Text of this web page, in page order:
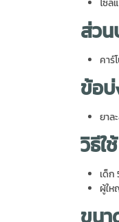
ส่วน
คาร์
ข้อบ่
ยาล
วิธีใ
เด็ก
ผู้ให
ขนา